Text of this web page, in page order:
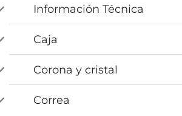
Información Técnica
Caja
Corona y cristal
Correa